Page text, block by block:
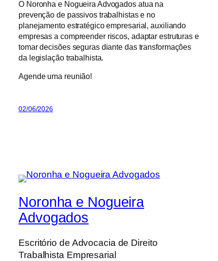
O Noronha e Nogueira Advogados atua na
prevenção de passivos trabalhistas e no
planejamento estratégico empresarial, auxiliando
empresas a compreender riscos, adaptar estruturas e
tomar decisões seguras diante das transformações
da legislação trabalhista.
Agende uma reunião!
02/06/2026
Noronha e Nogueira
Advogados
Escritório de Advocacia de Direito
Trabalhista Empresarial